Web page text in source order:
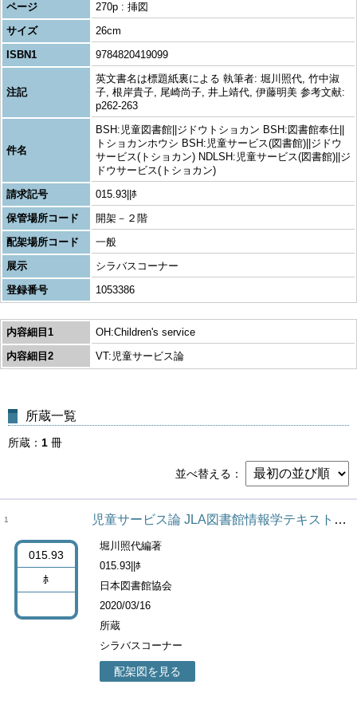
ページ
270p : 挿図
サイズ
26cm
ISBN1
9784820419099
注記
英文書名は標題紙裏による 執筆者: 堀川照代, 竹中淑
子, 根岸貴子, 尾崎尚子, 井上靖代, 伊藤明美 参考文献:
p262-263
件名
BSH:児童図書館||ジドウトショカン BSH:図書館奉仕||
トショカンホウシ BSH:児童サービス(図書館)||ジドウ
サービス(トショカン) NDLSH:児童サービス(図書館)||ジ
ドウサービス(トショカン)
請求記号
015.93||ﾎ
保管場所コード
開架－２階
配架場所コード
一般
展示
シラバスコーナー
登録番号
1053386
内容細目1
OH:Children's service
内容細目2
VT:児童サービス論
所蔵一覧
所蔵 1 冊
並べ替える
1
015.93
ﾎ
児童サービス論 JLA図書館情報学テキストシリーズ3 / 塩見昇 [ほか] 編集 ; 6
堀川照代編著
015.93||ﾎ
日本図書館協会
2020/03/16
所蔵
シラバスコーナー
配架図を見る